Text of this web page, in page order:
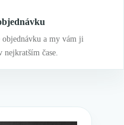
objednávku a my vám ji
nejkratším čase.